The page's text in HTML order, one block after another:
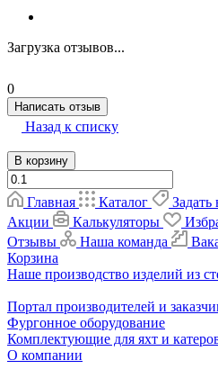
Загрузка отзывов...
0
Написать отзыв
Назад к списку
В корзину
Главная Каталог Задать
Акции
Калькуляторы
Отзывы
Наша команда
Корзина
Наше производство изделий из
Портал производителей и
Фургонное оборудование
Комплектующие для яхт и
О компании